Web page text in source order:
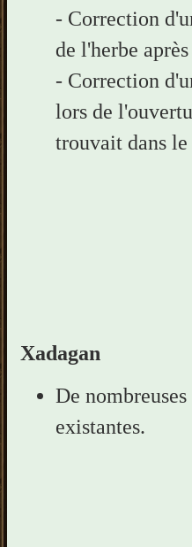
- Correction
de l'herbe
- Correction
lors de
trouvait dans
Xadagan
De
existantes.